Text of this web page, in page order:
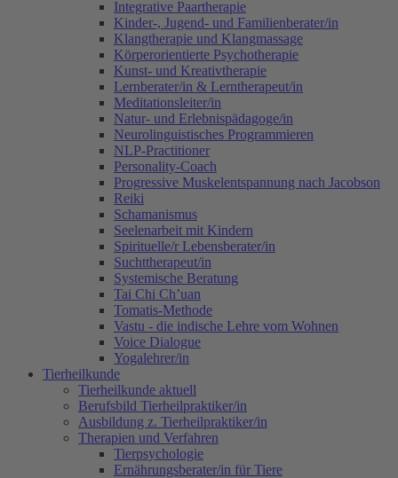
Integrative Paartherapie
Kinder-, Jugend- und Familienberater/in
Klangtherapie und Klangmassage
Körperorientierte Psychotherapie
Kunst- und Kreativtherapie
Lernberater/in & Lerntherapeut/in
Meditationsleiter/in
Natur- und Erlebnispädagoge/in
Neurolinguistisches Programmieren
NLP-Practitioner
Personality-Coach
Progressive Muskelentspannung nach Jacobson
Reiki
Schamanismus
Seelenarbeit mit Kindern
Spirituelle/r Lebensberater/in
Suchttherapeut/in
Systemische Beratung
Tai Chi Ch’uan
Tomatis-Methode
Vastu - die indische Lehre vom Wohnen
Voice Dialogue
Yogalehrer/in
Tierheilkunde
Tierheilkunde aktuell
Berufsbild Tierheilpraktiker/in
Ausbildung z. Tierheilpraktiker/in
Therapien und Verfahren
Tierpsychologie
Ernährungsberater/in für Tiere